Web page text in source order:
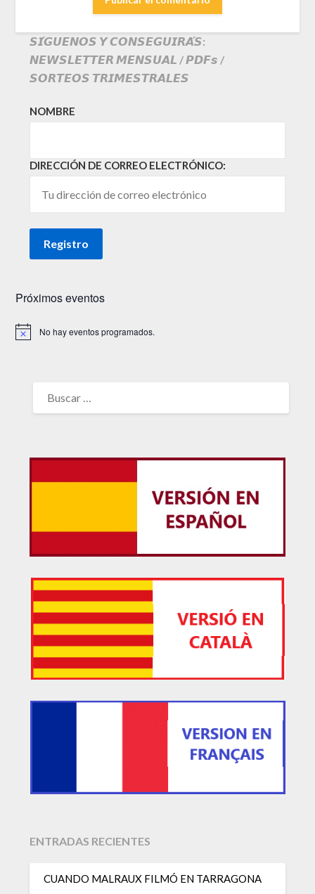
𝙎𝙄́𝙂𝙐𝙀𝙉𝙊𝙎 𝙔 𝘾𝙊𝙉𝙎𝙀𝙂𝙐𝙄𝙍𝘼́𝙎:
𝙉𝙀𝙒𝙎𝙇𝙀𝙏𝙏𝙀𝙍 𝙈𝙀𝙉𝙎𝙐𝘼𝙇 / 𝙋𝘿𝙁𝙨 /
𝙎𝙊𝙍𝙏𝙀𝙊𝙎 𝙏𝙍𝙄𝙈𝙀𝙎𝙏𝙍𝘼𝙇𝙀𝙎
NOMBRE
DIRECCIÓN DE CORREO ELECTRÓNICO:
Próximos eventos
Aviso No hay eventos programados.
ENTRADAS RECIENTES
CUANDO MALRAUX FILMÓ EN TARRAGONA